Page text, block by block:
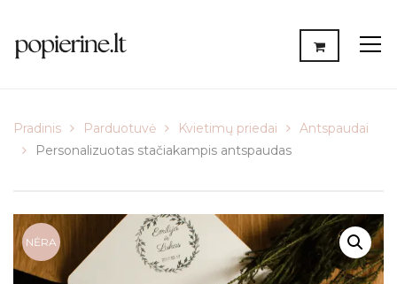
Pradinis Parduotuvė Kvietimų priedai
Antspaudai
Personalizuotas stačiakampis antspaudas
NĖRA